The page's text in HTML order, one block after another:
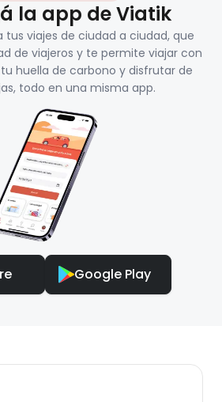
la app de Viatik
viajes de ciudad a ciudad, que
de viajeros y te permite viajar con
huella de carbono y disfrutar de
todo en una misma app.
Google Play